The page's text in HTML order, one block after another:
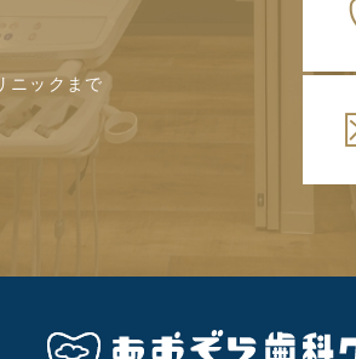
ニックまで